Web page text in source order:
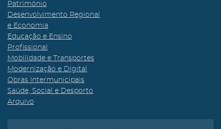
Património
Desenvolvimento Regional
e Economia
Educação e Ensino
Profissional
Mobilidade e Transportes
Modernização e Digital
Obras Intermunicipais
Saúde, Social e Desporto
Arquivo